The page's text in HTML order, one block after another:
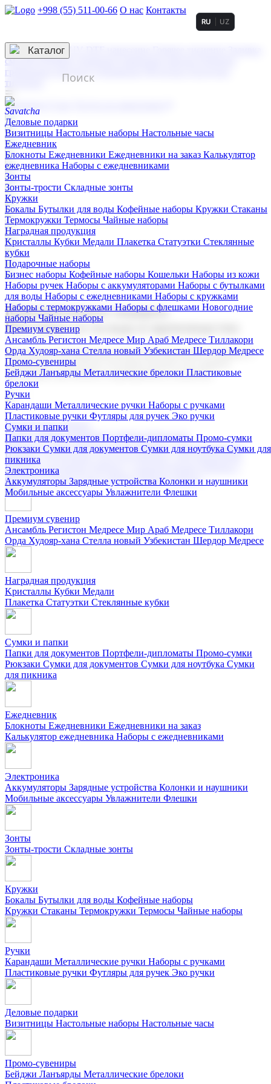
+998 (55) 511-00-66 О нас Контакты
3D гравировка
смолой (Doming)
гравировка твердая
тиснение
RU UZ
☰
Контакты
Каталог
Деловые подарки
Визитницы Настольные наборы Настольные часы
Ежедневник
Блокноты Ежедневники Ежедневники на заказ Калькулятор
ежедневника Наборы с ежедневниками
Зонты
Зонты-трости Складные зонты
Кружки
Бокалы Бутылки для воды Кофейные наборы Кружки Стаканы
Термокружки Термосы Чайные наборы
Наградная продукция
Kристаллы Кубки Медали Плакетка Статуэтки Стеклянные
кубки
Подарочные наборы
Бизнес наборы Кофейные наборы Кошельки Наборы из кожи
Наборы ручек Наборы с аккумуляторами Наборы с бутылками
для воды Наборы с ежедневниками Наборы с кружками
Наборы с термокружками Наборы с флешками Новогодние
наборы Чайные наборы
Премиум сувенир
Ансамбль Регистон Медресе Мир Араб Медресе Тиллакори
Орда Худояр-хана Стелла новый Узбекистан Шердор Медресе
Промо-сувениры
Бейджи Ланъярды Металлические брелоки Пластиковые
брелоки
Ручки
Карандаши Металлические ручки Наборы с ручками
Пластиковые ручки Футляры для ручек Эко ручки
Сумки и папки
Папки для документов Портфели-дипломаты Промо-сумки
Рюкзаки Сумки для документов Сумки для ноутбука Сумки для
пикника
Электроника
Аккумуляторы Зарядные устройства Колонки и наушники
Мобильные аксессуары Увлажнители Флешки
Корпоративные подарки
Поставка со склада и производство
Мы предлагаем широкий выбор корпоративных подарков и
сувениров с логотипом. В нашем каталоге вы найдете
продукцию для бизнеса, мероприятия и клиентов.
Подарочные наборы
Бизнес наборыКофейные наборы Кошельки
Наборы из кожиНаборы ручекНаборы с аккумуляторами
Наборы с бутылками для воды
Наборы с ежедневниками
Наборы с кружками
флешкамиНовогодние наборыЧайные наборы
Премиум сувенир
Ансамбль Регистон Медресе Мир Араб Медресе Тиллакори
Орда Худояр-хана Стелла новый Узбекистан Шердор Медресе
Наградная продукция
Kристаллы Кубки Медали
Плакетка Статуэтки Стеклянные кубки
Сумки и папки
Папки для документов Портфели-дипломаты Промо-сумки
Рюкзаки Сумки для документов Сумки для ноутбука Сумки
для пикника
Ежедневник
Блокноты Ежедневники Ежедневники на заказ
Калькулятор ежедневника Наборы с ежедневниками
Электроника
Аккумуляторы Зарядные устройства Колонки и наушники
Мобильные аксессуары Увлажнители Флешки
Зонты
Зонты-трости Складные зонты
Кружки
Бокалы Бутылки для воды Кофейные наборы
Кружки Стаканы Термокружки Термосы Чайные наборы
Ручки
Карандаши Металлические ручки Наборы с ручками
Пластиковые ручки Футляры для ручек Эко ручки
Деловые подарки
Визитницы Настольные наборы Настольные часы
Промо-сувениры
Бейджи Ланъярды Металлические брелоки